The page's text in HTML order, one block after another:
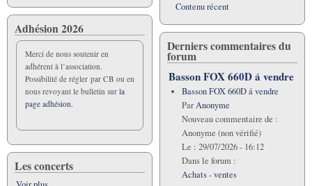
Adhésion 2026
Merci de nous soutenir en
adhérent à l’association.
Possibilité de régler par CB ou en
nous revoyant le bulletin sur la
page adhésion.
Les concerts
Contenu récent
Derniers commentaires du
forum
Basson FOX 660D á vendre
Basson FOX 660D á vendre
ParAnonyme
Nouveau commentaire de :
Anonyme (non vérifié)
Le : 29/07/2026 - 16:12
Dans le forum :
Achats - ventes